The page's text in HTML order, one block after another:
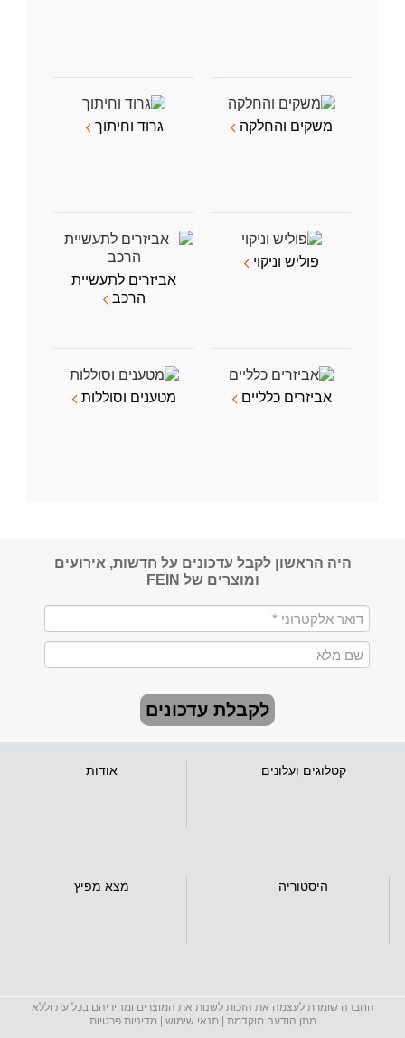
משקים והחלקה גרוד וחיתוך
פוליש וניקוי
אביזרים לתעשיית
הרכב
אביזרים כלליים מטענים וסוללות
היה הראשון לקבל עדכונים על חדשות, אירועים
ומוצרים של FEIN
לקבלת עדכונים
קטלוגים ועלונים אודות
היסטוריה מצא מפיץ
החברה שומרת לעצמה את הזכות לשנות את המוצרים ומחיריהם בכל עת וללא
מתן הודעה מוקדמת |תנאי שימוש |מדיניות פרטיות